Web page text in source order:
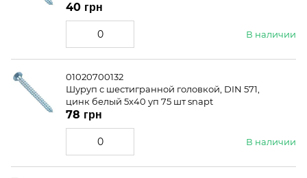
В наличии
40 грн
01020700132
Шуруп с шестигранной головкой, DIN 571,
цинк белый 5x40 уп 75 шт snapt
В наличии
78 грн